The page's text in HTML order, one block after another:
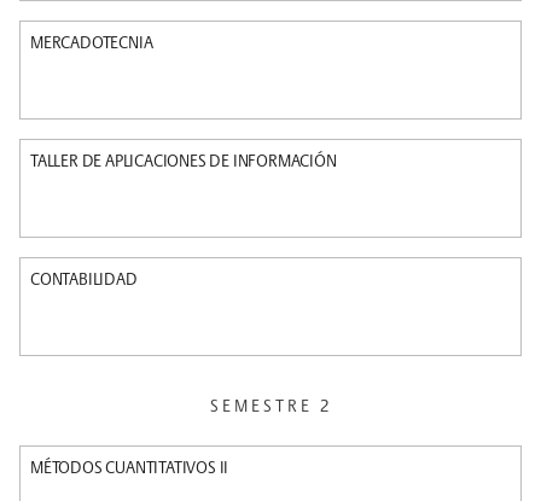
MERCADOTECNIA
TALLER DE APLICACIONES DE INFORMACIÓN
CONTABILIDAD
SEMESTRE 2
MÉTODOS CUANTITATIVOS II